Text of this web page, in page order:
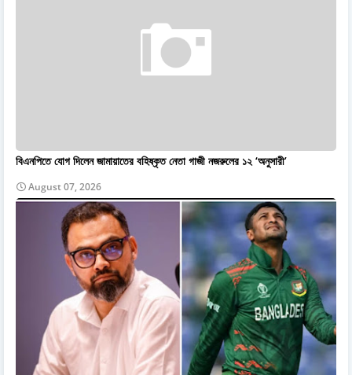
বিএনপিতে যোগ দিলেন জামায়াতের বহিষ্কৃত নেতা গাজী নজরুলের ১২ ‘অনুসারী’
August 07, 2026